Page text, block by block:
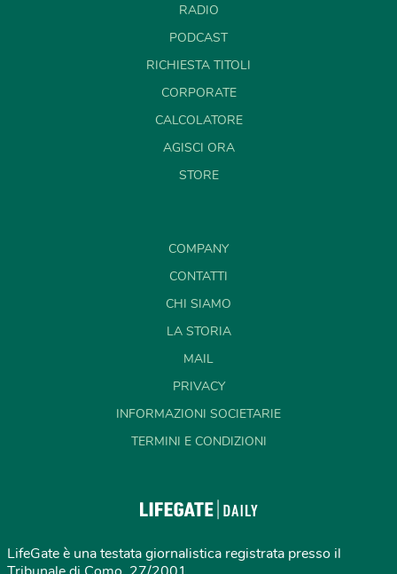
RADIO
PODCAST
RICHIESTA TITOLI
CORPORATE
CALCOLATORE
AGISCI ORA
STORE
COMPANY
CONTATTI
CHI SIAMO
LA STORIA
MAIL
PRIVACY
INFORMAZIONI SOCIETARIE
TERMINI E CONDIZIONI
LifeGate è una testata giornalistica registrata presso il